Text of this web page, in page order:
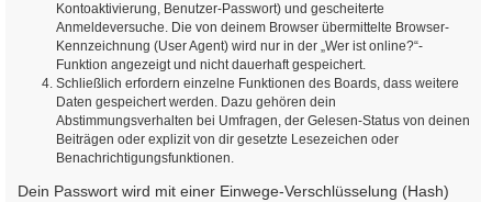
Kontoaktivierung, Benutzer-Passwort) und gescheiterte
Anmeldeversuche. Die von deinem Browser übermittelte Browser-
Kennzeichnung (User Agent) wird nur in der „Wer ist online?“-
Funktion angezeigt und nicht dauerhaft gespeichert.
Schließlich erfordern einzelne Funktionen des Boards, dass weitere
Daten gespeichert werden. Dazu gehören dein
Abstimmungsverhalten bei Umfragen, der Gelesen-Status von deinen
Beiträgen oder explizit von dir gesetzte Lesezeichen oder
Benachrichtigungsfunktionen.
Dein Passwort wird mit einer Einwege-Verschlüsselung (Hash)